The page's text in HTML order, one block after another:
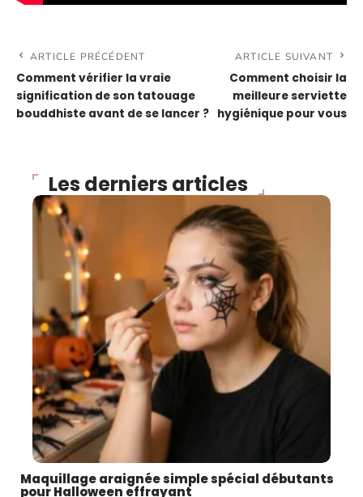
ARTICLE PRÉCÉDENT
Comment vérifier la vraie
signification de son tatouage
bouddhiste avant de se lancer ?
ARTICLE SUIVANT
Comment choisir la
meilleure serviette
hygiénique pour vous
Les derniers articles
Maquillage araignée simple spécial débutants
pour Halloween effrayant